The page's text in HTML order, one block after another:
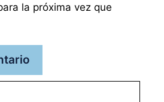
la próxima vez que